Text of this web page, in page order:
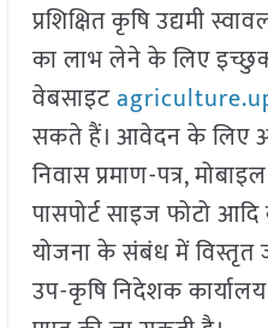
प्रशिक्षित कृषि उद्यमी
का लाभ लेने के लिए इच्छुक
वेबसाइट
सकते हैं। आवेदन के लिए
निवास प्रमाण-पत्र,
पासपोर्ट साइज फोटो
योजना के संबंध में विस्तृत
उप-कृषि निदेशक